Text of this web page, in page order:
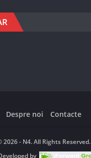
Despre noi Contacte
2026 - N4. All Rights Reserved.
by